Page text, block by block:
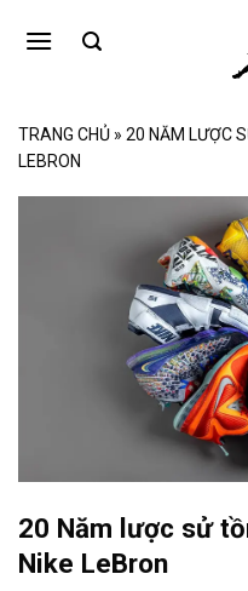
qua
TRANG CHỦ » 20 NĂM LƯỢC
LEBRON
20 Năm lược sử
Nike LeBron